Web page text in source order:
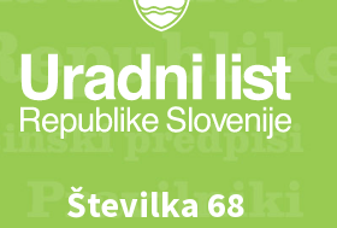
Številka 68